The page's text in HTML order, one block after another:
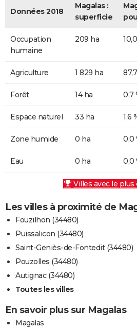
Données 2018
Magalas :
superficie
Occupation
humaine
209 ha
Agriculture 1 829 ha
Forêt 14 ha 0,7
Espace naturel 33 ha 1,6
Zone humide 0 ha 0,0
Eau 0 ha 0,0
Villes avec le plus
Les villes à proximité de
Fouzilhon (34480)
Puissalicon (34480)
Saint-Geniès-de-Fontedit (34480)
Pouzolles (34480)
Autignac (34480)
Toutes les villes
En savoir plus sur Magalas
Magalas